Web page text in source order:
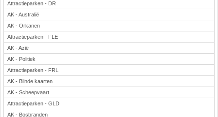
Attractieparken - DR
AK - Australië
AK - Orkanen
Attractieparken - FLE
AK - Azië
AK - Politiek
Attractieparken - FRL
AK - Blinde kaarten
AK - Scheepvaart
Attractieparken - GLD
AK - Bosbranden